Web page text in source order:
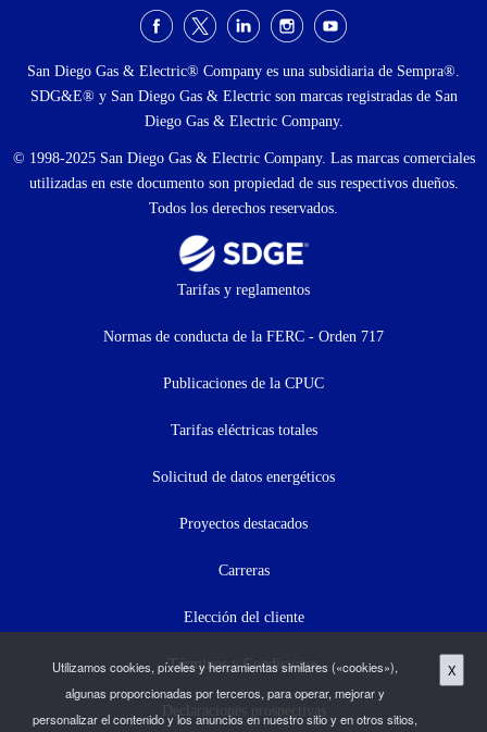
social
San Diego Gas & Electric® Company es una subsidiaria de Sempra®.
SDG&E® y San Diego Gas & Electric son marcas registradas de San
Diego Gas & Electric Company.
© 1998-2025 San Diego Gas & Electric Company. Las marcas comerciales
utilizadas en este documento son propiedad de sus respectivos dueños.
Todos los derechos reservados.
Utilizamos cookies, píxeles y herramientas similares («cookies»),
algunas proporcionadas por terceros, para operar, mejorar y
personalizar el contenido y los anuncios en nuestro sitio y en otros sitios,
X
secundario)
Tarifas y reglamentos
Normas de conducta de la FERC - Orden 717
Publicaciones de la CPUC
Tarifas eléctricas totales
Solicitud de datos energéticos
Proyectos destacados
Carreras
Elección del cliente
Términos y Condiciones
Declaraciones prospectivas